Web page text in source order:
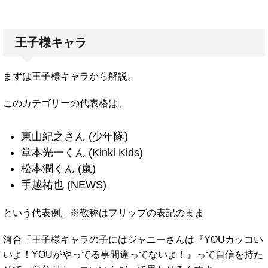
王子様キャラ
まずは王子様キャラから解説。
このカテゴリーの代表格は、
東山紀之さん (少年隊)
堂本光一くん (Kinki Kids)
松本潤くん (嵐)
手越祐也 (NEWS)
という代表例。※敬称はフリップの表記のまま
河合「王子様キャラの子にはジャニーさんは『YOUカッコい
いよ！YOUがやってる事間違ってないよ！』って自信を持た